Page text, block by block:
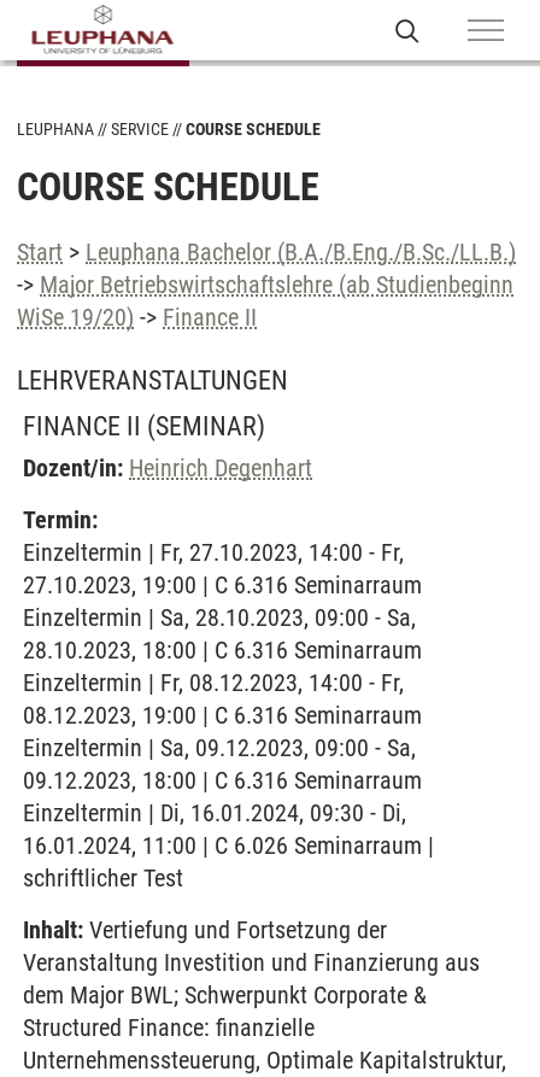
LEUPHANA SERVICE COURSE SCHEDULE
COURSE SCHEDULE
Start > Leuphana Bachelor (B.A./B.Eng./B.Sc./LL.B.)
-> Major Betriebswirtschaftslehre (ab Studienbeginn
WiSe 19/20) -> Finance II
LEHRVERANSTALTUNGEN
FINANCE II (SEMINAR)
Dozent/in: Heinrich Degenhart
Termin:
Einzeltermin | Fr, 27.10.2023, 14:00 - Fr,
27.10.2023, 19:00 | C 6.316 Seminarraum
Einzeltermin | Sa, 28.10.2023, 09:00 - Sa,
28.10.2023, 18:00 | C 6.316 Seminarraum
Einzeltermin | Fr, 08.12.2023, 14:00 - Fr,
08.12.2023, 19:00 | C 6.316 Seminarraum
Einzeltermin | Sa, 09.12.2023, 09:00 - Sa,
09.12.2023, 18:00 | C 6.316 Seminarraum
Einzeltermin | Di, 16.01.2024, 09:30 - Di,
16.01.2024, 11:00 | C 6.026 Seminarraum |
schriftlicher Test
Inhalt: Vertiefung und Fortsetzung der
Veranstaltung Investition und Finanzierung aus
dem Major BWL; Schwerpunkt Corporate &
Structured Finance: finanzielle
Unternehmenssteuerung, Optimale Kapitalstruktur,